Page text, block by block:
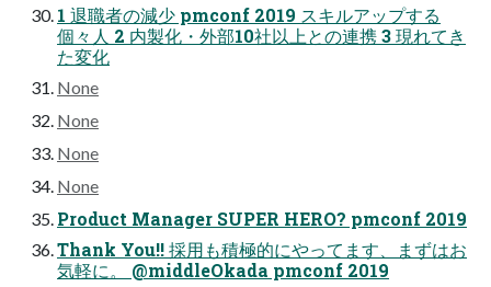
1 退職者の減少 pmconf 2019 スキルアップする
個々人 2 内製化・外部10社以上との連携 3 現れてき
た変化
None
None
None
None
Product Manager SUPER HERO? pmconf 2019
Thank You!! 採用も積極的にやってます、まずはお
気軽に。 @middleOkada pmconf 2019